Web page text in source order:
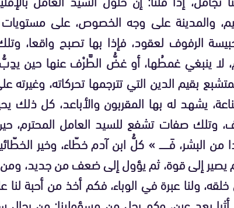
والمدينة على وجه الخصوص، على
الرفوف لعقود، فإذا بها تصبح واقعا،
لا ينبغي غمطُها، أو غضُّ الطَّرْف عنها حين يدِبُّ
بقيم الدين التي تترجمها تحركاته، وغيرته
يشهد له بها المقربون والأباعد، كل ذلك
وتلك صفات تشفع للسيد العامل المحترم،
البشر، فَــــــــ » كلُّ ابن آدم خطّاء، وخير
إلى قوة، ثم يؤول إلى ضعف من جديد،
ولنا عبرة في الوباء، فكم أخذ من أحبة لنا